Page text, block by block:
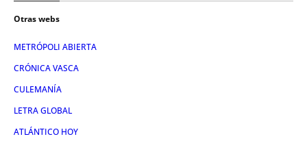
Otras webs
METRÓPOLI ABIERTA
CRÓNICA VASCA
CULEMANÍA
LETRA GLOBAL
ATLÁNTICO HOY